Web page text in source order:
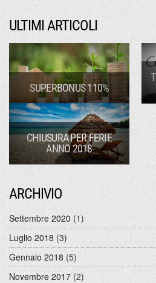
ULTIMI ARTICOLI
SUPERBONUS 110%
CHIUSURA PER FERIE
ANNO 2018
ARCHIVIO
Settembre 2020 (1)
Luglio 2018 (3)
Gennaio 2018 (5)
Novembre 2017 (2)